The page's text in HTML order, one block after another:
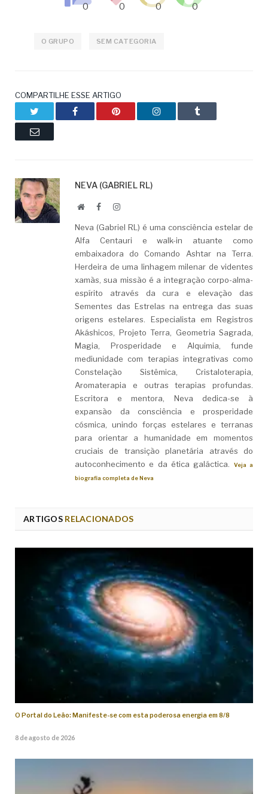
O GRUPO SEM CATEGORIA
COMPARTILHE ESSE ARTIGO
Facebook Pinterest LinkedIn Tumblr
Email
NEVA (GABRIEL RL)
WebsiteFacebookLinkedIn
Neva (Gabriel RL) é uma consciência estelar de
Alfa Centauri e walk-in atuante como
embaixadora do Comando Ashtar na Terra.
Herdeira de uma linhagem milenar de videntes
xamãs, sua missão é a integração corpo-alma-
espírito através da cura e elevação das
Sementes das Estrelas na entrega das suas
origens estelares. Especialista em Registros
Akáshicos, Projeto Terra, Geometria Sagrada,
Magia, Prosperidade e Alquimia, funde
mediunidade com terapias integrativas como
Constelação Sistêmica, Cristaloterapia,
Aromaterapia e outras terapias profundas.
Escritora e mentora, Neva dedica-se à
expansão da consciência e prosperidade
cósmica, unindo forças estelares e terranas
para orientar a humanidade em momentos
cruciais de transição planetária através do
autoconhecimento e da ética galáctica.
Veja a
biografia completa de Neva
ARTIGOSRELACIONADOS
O Portal do Leão: Manifeste-se com esta poderosa energia em 8/8
8 de agosto de 2026